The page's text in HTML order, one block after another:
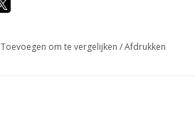
Toevoegen om te vergelijken /Afdrukken